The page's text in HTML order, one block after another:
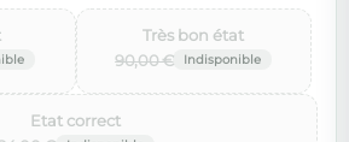
90,00 €
Très bon état‌
Etat correct‌